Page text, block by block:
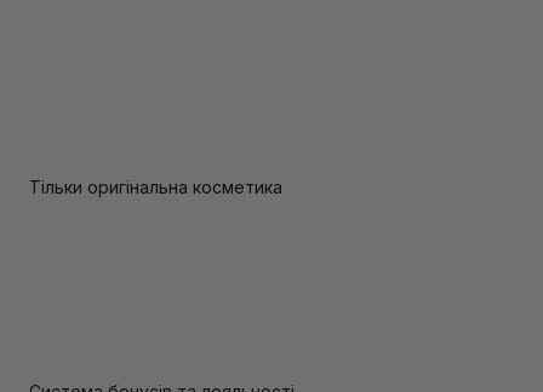
Тільки оригінальна косметика